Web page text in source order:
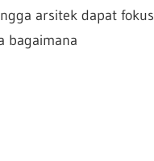
arsitek dapat fokus
bagaimana